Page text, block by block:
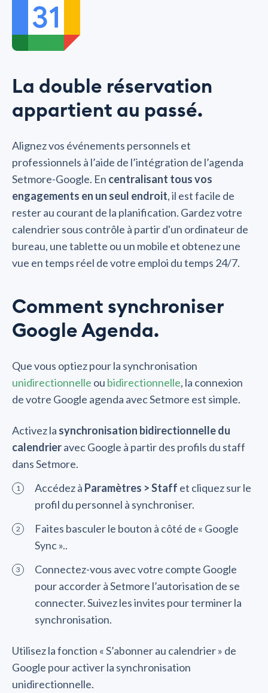
La double réservation
appartient au passé.
Alignez vos événements personnels et
professionnels à l’aide de l’intégration de l’agenda
Setmore-Google. En centralisant tous vos
engagements en un seul endroit, il est facile de
rester au courant de la planification. Gardez votre
calendrier sous contrôle à partir d'un ordinateur de
bureau, une tablette ou un mobile et obtenez une
vue en temps réel de votre emploi du temps 24/7.
Comment synchroniser
Google Agenda.
Que vous optiez pour la synchronisation
unidirectionnelle ou bidirectionnelle, la connexion
de votre Google agenda avec Setmore est simple.
Activez la synchronisation bidirectionnelle du
calendrieravec Google à partir des profils du staff
dans Setmore.
Accédez à Paramètres > Staff et cliquez sur le
profil du personnel à synchroniser.
Faites basculer le bouton à côté de « Google
Sync »..
Connectez-vous avec votre compte Google
pour accorder à Setmore l’autorisation de se
connecter. Suivez les invites pour terminer la
synchronisation.
Utilisez la fonction « S’abonner au calendrier » de
Google pour activer la synchronisation
unidirectionnelle.